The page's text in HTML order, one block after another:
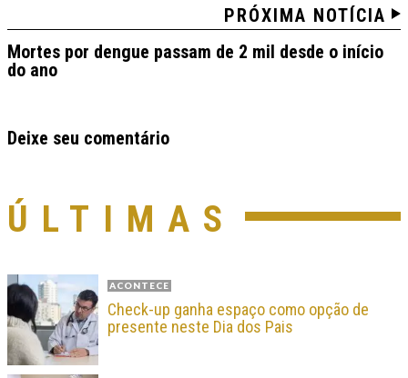
PRÓXIMA NOTÍCIA
Mortes por dengue passam de 2 mil desde o início
do ano
Deixe seu comentário
ÚLTIMAS
ACONTECE
Check-up ganha espaço como opção de
presente neste Dia dos Pais